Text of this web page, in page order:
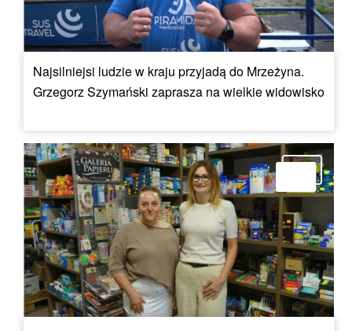
Najsilniejsi ludzie w kraju przyjadą do Mrzeżyna.
Grzegorz Szymański zaprasza na wielkie widowisko